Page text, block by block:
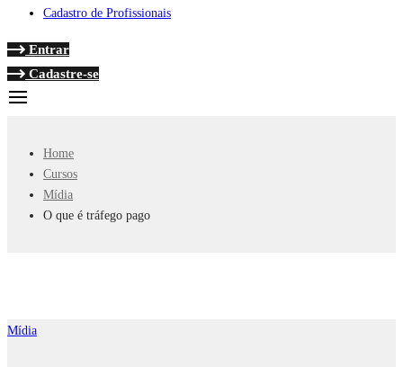
Cadastro de Profissionais
Entrar
Cadastre-se
Home
Cursos
Mídia
O que é tráfego pago
Mídia